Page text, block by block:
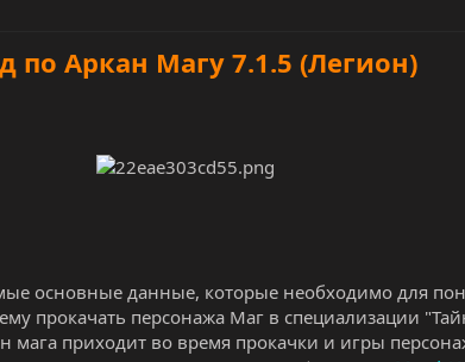
по Аркан Магу 7.1.5 (Легион)
основные данные, которые необходимо для
прокачать персонажа Маг в специализации
мага приходит во время прокачки и игры